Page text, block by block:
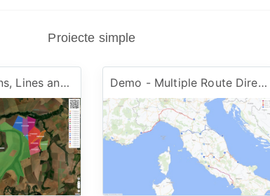
Proiecte simple
Demo - Polygons, Lines and Circles Demo - Multiple Route Directions